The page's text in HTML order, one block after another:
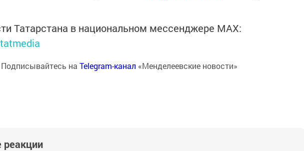
Татарстана в национальном мессенджере MАХ:
Подписывайтесь на Telegram-канал «Менделеевские новости»
реакции